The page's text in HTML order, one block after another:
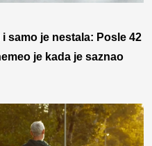
samo je nestala: Posle 42
je kada je saznao